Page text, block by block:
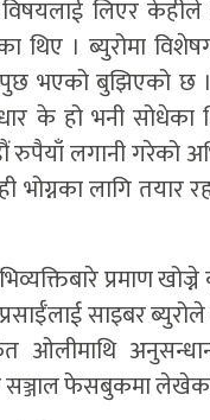
लिएर केहीले
थिए । ब्युरोमा
भएको बुझिएको छ
के हो भनी सोधेका
लगानी गरेको
भोग्नका लागि तयार
प्रमाण
साइबर
अनुसन्धान
सञ्जाल फेसबुकमा